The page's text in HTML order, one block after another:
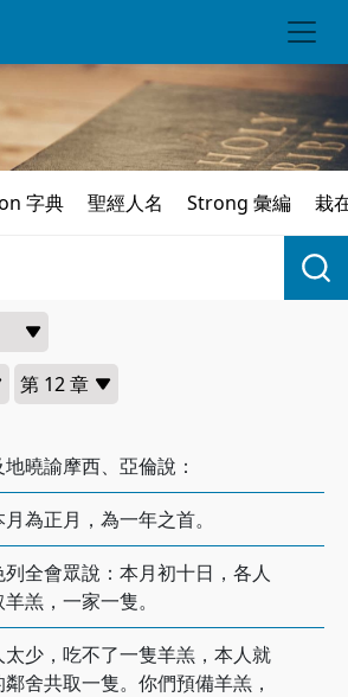
字典 聖經人名 Strong 彙編 栽
曉諭摩西、亞倫說：
月為正月，為一年之首。
全會眾說：本月初十日，各人
羔，一家一隻。
少，吃不了一隻羊羔，本人就
舍共取一隻。你們預備羊羔，